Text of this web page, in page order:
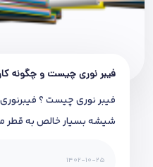
فیبر نوری چیست و چگونه
فیبر نوری چیست ؟
شیشه بسیار خالص به قطر
1402-10-25